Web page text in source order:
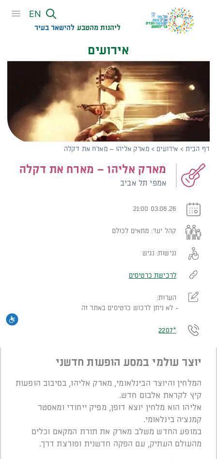
מַעֲרֶכֶת
לִנְגִישׁוּת
הָאֲתָר.
EN
ליהנות מהטבע להישאר בעיר​
אירועים
דף הבית > אירועים >מארק אליהו – מארח את דקלה
מארק אליהו – מארח את דקלה
אמפי תל אביב
03.06.26 21:00
קהל יעד: מתאים לכולם
נגישות: נגיש
לרכישת כרטיסים
הערות:
לא ניתן לרכוש כרטיסים באתר זה
*2207
יוצר עולמי במסע הופעות חדשני
המלחין והיוצר הבינלאומי, מארק אליהו, בסיבוב הופעות
קיץ לקראת אלבום חדש.
אליהו הוא מלחין יוצא דופן, מפיק ייחודי ומאסטר
קמנצ׳ה בינלאומי.
במופע החדש משלב מארק את תורת המקאם וכלים
מהעולם העתיק, עם הפקה חדשנית ופורצת דרך.